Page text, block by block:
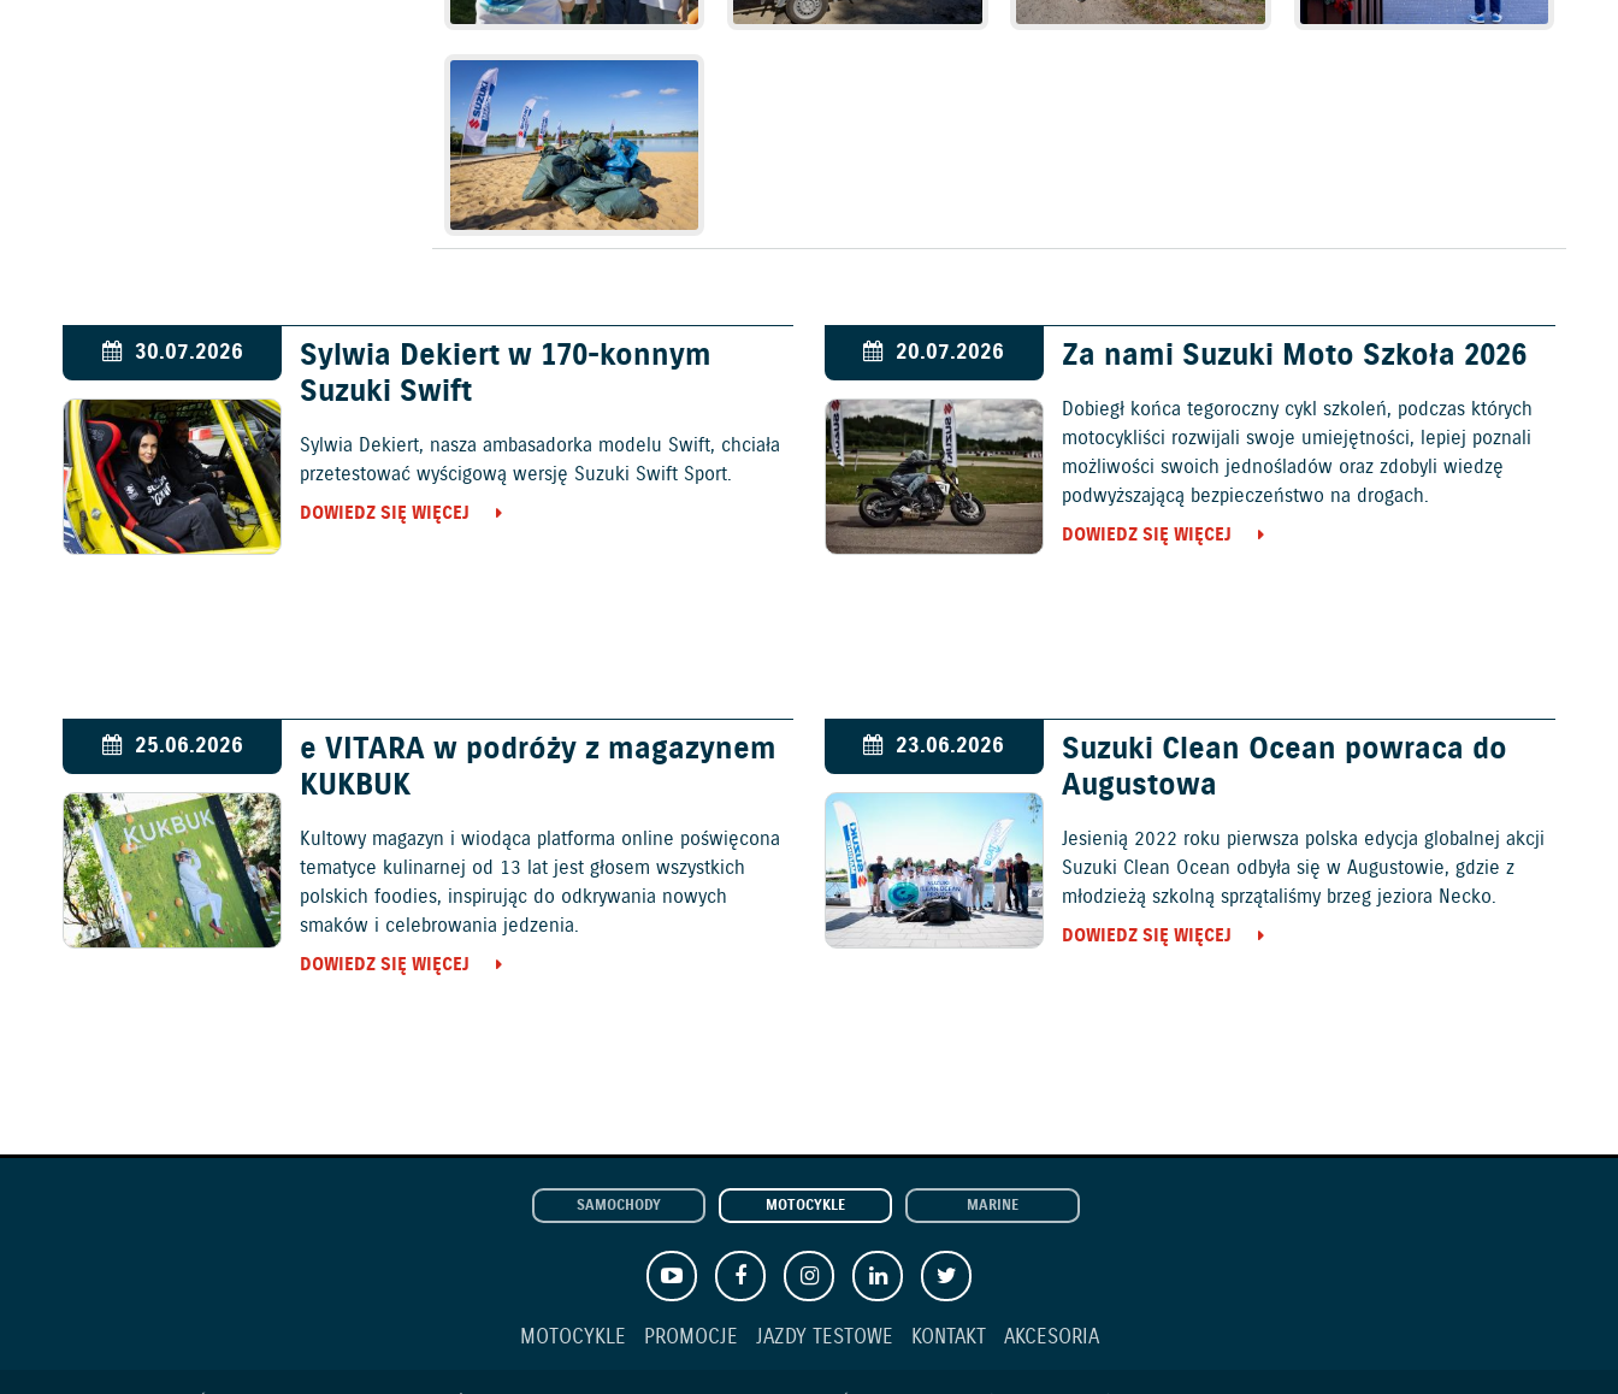
30.07.2026
Sylwia Dekiert w 170-konnym
Suzuki Swift
Sylwia Dekiert, nasza ambasadorka modelu Swift, chciała
przetestować wyścigową wersję Suzuki Swift Sport.
DOWIEDZ SIĘ WIĘCEJ
20.07.2026 Za nami Suzuki Moto Szkoła 2026
Dobiegł końca tegoroczny cykl szkoleń, podczas których
motocykliści rozwijali swoje umiejętności, lepiej poznali
możliwości swoich jednośladów oraz zdobyli wiedzę
podwyższającą bezpieczeństwo na drogach.
DOWIEDZ SIĘ WIĘCEJ
25.06.2026
e VITARA w podróży z magazynem
KUKBUK
Kultowy magazyn i wiodąca platforma online poświęcona
tematyce kulinarnej od 13 lat jest głosem wszystkich
polskich foodies, inspirując do odkrywania nowych
smaków i celebrowania jedzenia.
DOWIEDZ SIĘ WIĘCEJ
23.06.2026
Suzuki Clean Ocean powraca do
Augustowa
Jesienią 2022 roku pierwsza polska edycja globalnej akcji
Suzuki Clean Ocean odbyła się w Augustowie, gdzie z
młodzieżą szkolną sprzątaliśmy brzeg jeziora Necko.
DOWIEDZ SIĘ WIĘCEJ
SAMOCHODY MOTOCYKLE MARINE
MOTOCYKLE PROMOCJE JAZDY TESTOWE KONTAKT AKCESORIA